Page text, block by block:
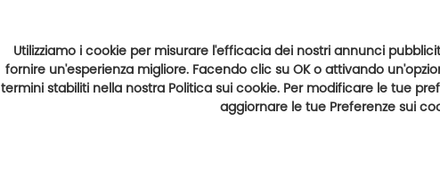
Utilizziamo i cookie per misurare l'efficacia dei nostri annunci
fornire un'esperienza migliore. Facendo clic su OK o attivando
termini stabiliti nella nostra Politica sui cookie. Per modificare le tue
aggiornare le tue Preferenze sui